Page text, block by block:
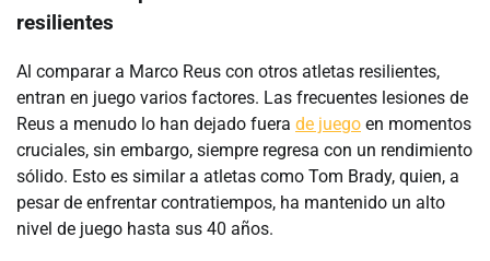
resilientes
Al comparar a Marco Reus con otros atletas resilientes,
entran en juego varios factores. Las frecuentes lesiones de
Reus a menudo lo han dejado fuera de juego en momentos
cruciales, sin embargo, siempre regresa con un rendimiento
sólido. Esto es similar a atletas como Tom Brady, quien, a
pesar de enfrentar contratiempos, ha mantenido un alto
nivel de juego hasta sus 40 años.